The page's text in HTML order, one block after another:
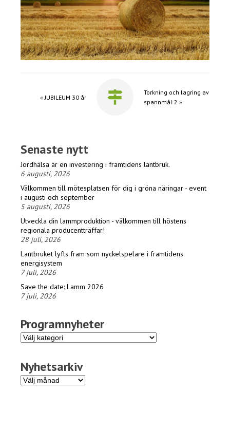
« JUBILEUM 30 år
Torkning och lagring av
spannmål 2 »
Senaste nytt
Jordhälsa är en investering i framtidens lantbruk.
6 augusti, 2026
Välkommen till mötesplatsen för dig i gröna näringar - event
i augusti och september
5 augusti, 2026
Utveckla din lammproduktion - välkommen till höstens
regionala producentträffar!
28 juli, 2026
Lantbruket lyfts fram som nyckelspelare i framtidens
energisystem
7 juli, 2026
Save the date: Lamm 2026
7 juli, 2026
Programnyheter
Programnyheter
Nyhetsarkiv
Nyhetsarkiv